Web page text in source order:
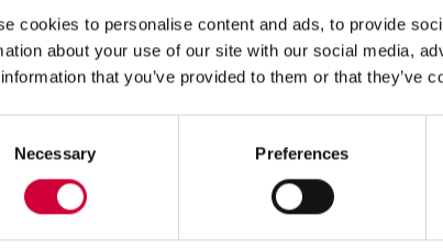
cookies to personalise content and ads, to provide
about your use of our site with our social media,
that you’ve provided to them or that they’ve
Necessary Preferences
3 Kovo, 2026